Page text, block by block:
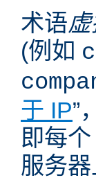
术语
(例如
于 IP”
即每
服务